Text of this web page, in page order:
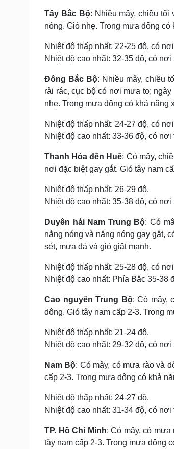
Tây Bắc Bộ: Nhiều mây, chiều tối
nóng. Gió nhẹ. Trong mưa dông
Nhiệt độ thấp nhất: 22-25 độ, có
Nhiệt độ cao nhất: 32-35 độ, có nơi
Đông Bắc Bộ: Nhiều mây, chiều
rải rác, cục bộ có nơi mưa to;
nhẹ. Trong mưa dông có khả năng
Nhiệt độ thấp nhất: 24-27 độ, có
Nhiệt độ cao nhất: 33-36 độ, có nơi
Thanh Hóa đến Huế: Có mây,
nơi đặc biệt gay gắt. Gió tây nam
Nhiệt độ thấp nhất: 26-29 độ.
Nhiệt độ cao nhất: 35-38 độ, có nơi
Duyên hải Nam Trung Bộ: Có
nắng nóng và nắng nóng gay gắt,
sét, mưa đá và gió giật mạnh.
Nhiệt độ thấp nhất: 25-28 độ, có
Nhiệt độ cao nhất: Phía Bắc 35-38
Cao nguyên Trung Bộ: Có mây,
dông. Gió tây nam cấp 2-3. Trong
Nhiệt độ thấp nhất: 21-24 độ.
Nhiệt độ cao nhất: 29-32 độ, có nơi
Nam Bộ: Có mây, có mưa rào và
cấp 2-3. Trong mưa dông có khả
Nhiệt độ thấp nhất: 24-27 độ.
Nhiệt độ cao nhất: 31-34 độ, có nơi
TP. Hồ Chí Minh: Có mây, có
tây nam cấp 2-3. Trong mưa dông